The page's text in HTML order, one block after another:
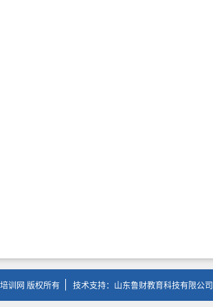
训网 版权所有 技术支持：山东鲁财教育科技有限公司